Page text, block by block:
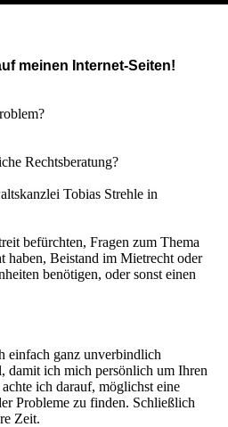
meinen Internet-Seiten!
Rechtsberatung?
Tobias Strehle in
befürchten, Fragen zum Thema
haben, Beistand im Mietrecht oder
benötigen, oder sonst einen
einfach ganz unverbindlich
damit ich mich persönlich um Ihren
ich darauf, möglichst eine
Probleme zu finden. Schließlich
Zeit.